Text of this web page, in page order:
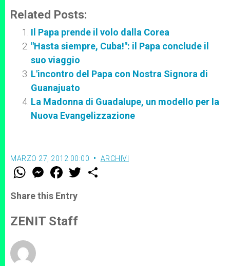
Related Posts:
Il Papa prende il volo dalla Corea
"Hasta siempre, Cuba!": il Papa conclude il
suo viaggio
L'incontro del Papa con Nostra Signora di
Guanajuato
La Madonna di Guadalupe, un modello per la
Nuova Evangelizzazione
MARZO 27, 2012 00:00 ARCHIVI
W
t
s
p
p
M
e
s
e
g
e
F
a
e
b
o
k
w
Share this Entry
ZENIT Staff